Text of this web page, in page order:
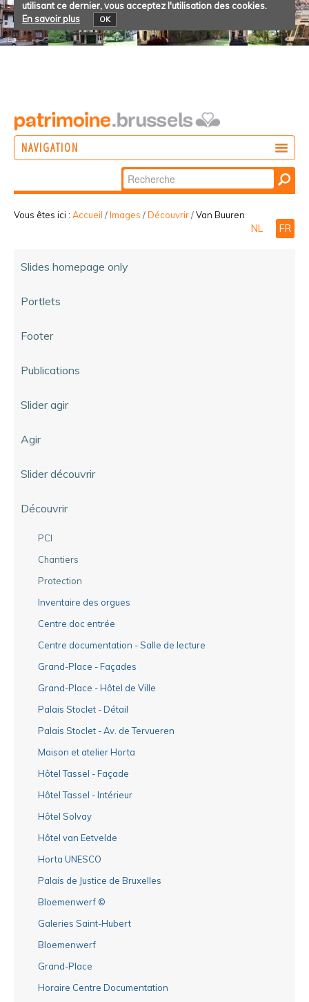
utilisant ce dernier, vous acceptez l'utilisation des cookies.
En savoir plus
OK
NAVIGATION
Chercher par
Recherche
avancée…
Vous êtes ici : Accueil /Images /Découvrir/Van Buuren
NL FR
Slides homepage only
Portlets
Footer
Publications
Slider agir
Agir
Slider découvrir
Découvrir
PCI
Chantiers
Protection
Inventaire des orgues
Centre doc entrée
Centre documentation - Salle de lecture
Grand-Place - Façades
Grand-Place - Hôtel de Ville
Palais Stoclet - Détail
Palais Stoclet - Av. de Tervueren
Maison et atelier Horta
Hôtel Tassel - Façade
Hôtel Tassel - Intérieur
Hôtel Solvay
Hôtel van Eetvelde
Horta UNESCO
Palais de Justice de Bruxelles
Bloemenwerf ©
Galeries Saint-Hubert
Bloemenwerf
Grand-Place
Horaire Centre Documentation